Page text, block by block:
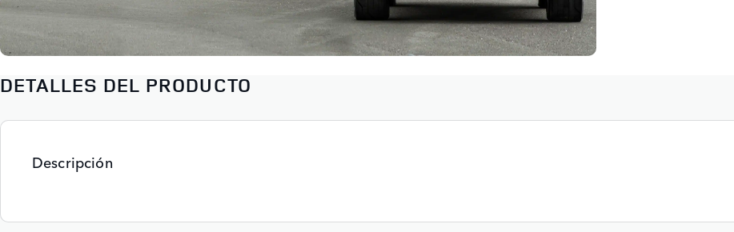
DETALLES DEL PRODUCTO
Descripción